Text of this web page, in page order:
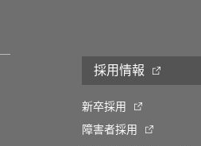
採用情報
新卒採用
障害者採用